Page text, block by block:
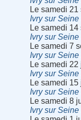
Le samedi
Ivry sur Seine
Le samedi
Ivry sur Seine
Le samedi 7
Ivry sur Seine
Le samedi
Ivry sur Seine
Le samedi
Ivry sur Seine
Le samedi 8
Ivry sur Seine